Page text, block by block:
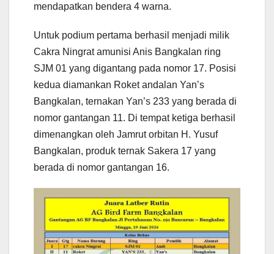
mendapatkan bendera 4 warna.
Untuk podium pertama berhasil menjadi milik
Cakra Ningrat amunisi Anis Bangkalan ring
SJM 01 yang digantang pada nomor 17. Posisi
kedua diamankan Roket andalan Yan’s
Bangkalan, ternakan Yan’s 233 yang berada di
nomor gantangan 11. Di tempat ketiga berhasil
dimenangkan oleh Jamrut orbitan H. Yusuf
Bangkalan, produk ternak Sakera 17 yang
berada di nomor gantangan 16.